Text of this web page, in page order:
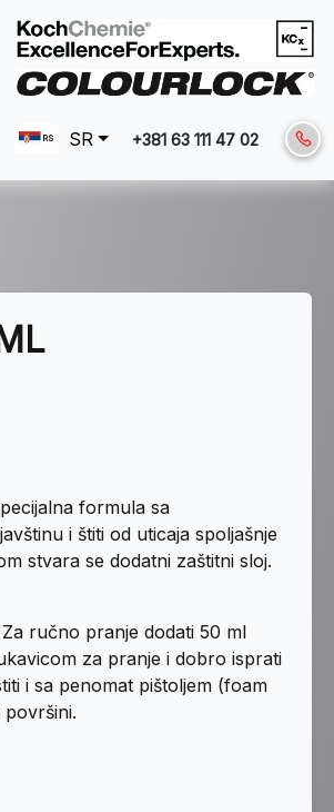
SR +381 63 111 47 02
formula sa
i štiti od uticaja spoljašnje
stvara se dodatni zaštitni sloj.
ručno pranje dodati 50 ml
za pranje i dobro isprati
i sa penomat pištoljem (foam